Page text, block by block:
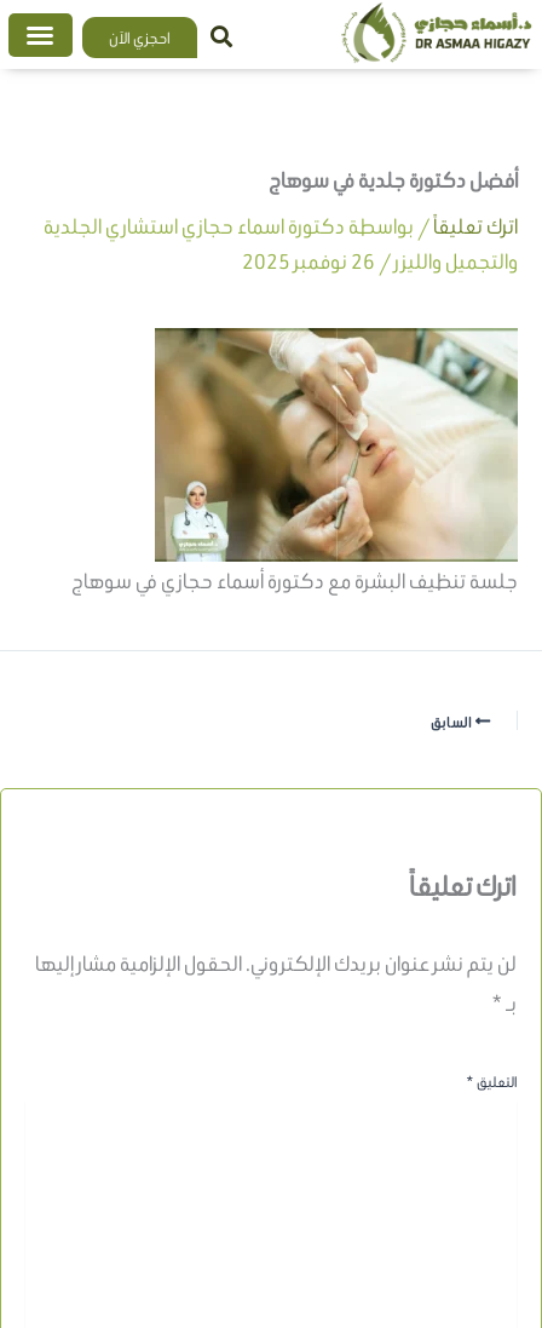
تخطي
إلى
احجزي الآن
أفضل دكتورة جلدية في سوهاج
اترك تعليقاً/ بواسطة دكتورة اسماء حجازي استشاري الجلدية
والتجميل والليزر/ 26 نوفمبر 2025
جلسة تنظيف البشرة مع دكتورة أسماء حجازي في سوهاج
السابق
اترك تعليقاً
لن يتم نشر عنوان بريدك الإلكتروني.الحقول الإلزامية مشار إليها
بـ*
التعليق*